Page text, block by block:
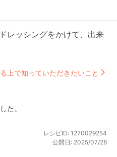
レッシングをかけて、出来
上で知っていただきたいこと
た。
レシピID: 1270029254
公開日: 2025/07/28